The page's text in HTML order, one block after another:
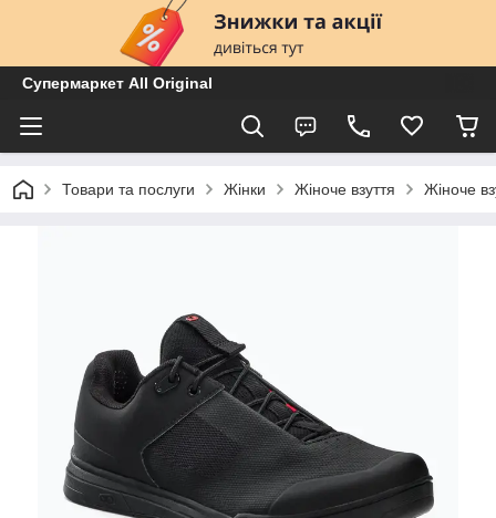
Супермаркет All Original
Товари та послуги Жінки Жіноче взуття Жіноче